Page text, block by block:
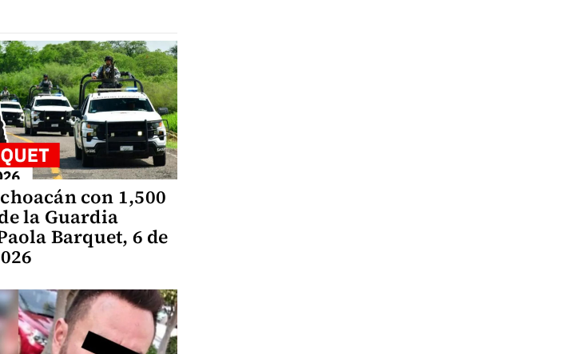
con 1,500
la Guardia
Barquet, 6 de